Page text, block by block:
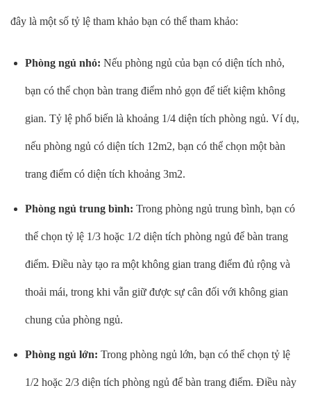
đây là một số tỷ lệ tham khảo bạn có thể tham khảo:
Phòng ngủ nhỏ: Nếu phòng ngủ của bạn có diện tích nhỏ,
bạn có thể chọn bàn trang điểm nhỏ gọn để tiết kiệm không
gian. Tỷ lệ phổ biến là khoảng 1/4 diện tích phòng ngủ. Ví dụ,
nếu phòng ngủ có diện tích 12m2, bạn có thể chọn một bàn
trang điểm có diện tích khoảng 3m2.
Phòng ngủ trung bình: Trong phòng ngủ trung bình, bạn có
thể chọn tỷ lệ 1/3 hoặc 1/2 diện tích phòng ngủ để bàn trang
điểm. Điều này tạo ra một không gian trang điểm đủ rộng và
thoải mái, trong khi vẫn giữ được sự cân đối với không gian
chung của phòng ngủ.
Phòng ngủ lớn: Trong phòng ngủ lớn, bạn có thể chọn tỷ lệ
1/2 hoặc 2/3 diện tích phòng ngủ để bàn trang điểm. Điều này